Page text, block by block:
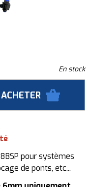
En stock
pour systèmes
de ponts, etc...